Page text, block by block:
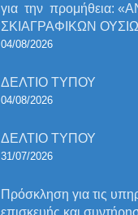
για την προμήθεια:
ΣΚΙΑΓΡΑΦΙΚΩΝ
04/08/2026
ΔΕΛΤΙΟ ΤΥΠΟΥ
04/08/2026
ΔΕΛΤΙΟ ΤΥΠΟΥ
31/07/2026
Πρόσκληση για τις
επισκευής και